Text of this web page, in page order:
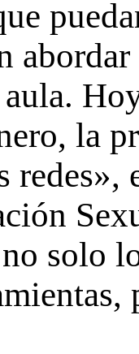
la
redes»,
solo